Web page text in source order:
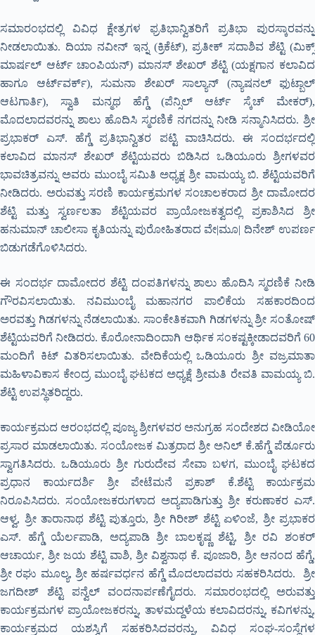
ಸಮಾರಂಭದಲ್ಲಿ ವಿವಿಧ ಕ್ಷೇತ್ರಗಳ ಫ್ರತಿಭಾನ್ವಿತರಿಗೆ ಪ್ರತಿಭಾ ಪುರಸ್ಕಾರವನ್ನು
ನೀಡಲಾಯಿತು. ದಿಯಾ ನವೀನ್ ಇನ್ನ (ಕ್ರಿಕೆಟ್), ಪ್ರತೀಕ್ ಸದಾಶಿವ ಶೆಟ್ಟಿ (ಮಿಕ್ಸ್
ಮಾರ್ಷಲ್ ಆರ್ಟ್ ಚಾಂಪಿಯನ್) ಮಾನಸ್ ಶೇಖರ್ ಶೆಟ್ಟಿ (ಯಕ್ಷಗಾನ ಕಲಾವಿದ
ಹಾಗೂ ಆರ್ಟ್‍ವರ್ಕ್), ಸುಮನಾ ಶೇಖರ್ ಸಾಲ್ಯಾನ್ (ನ್ಯಾಷನಲ್ ಫುಟ್ಬಾಲ್
ಆಟಗಾರ್ತಿ), ಸ್ವಾತಿ ಮನ್ಮಥ ಹೆಗ್ಡೆ (ಪೆನ್ಸಿಲ್ ಆರ್ಟ್ ಸ್ಕೆಚ್ ಮೇಕರ್),
ಮೊದಲಾದವರನ್ನು ಶಾಲು ಹೊದಿಸಿ ಸ್ಮರಣಿಕೆ ನಗದನ್ನು ನೀಡಿ ಸನ್ಮಾನಿಸಿದರು. ಶ್ರೀ
ಪ್ರಭಾಕರ್ ಎಸ್. ಹೆಗ್ಡೆ ಪ್ರತಿಭಾನ್ವಿತರ ಪಟ್ಟಿ ವಾಚಿಸಿದರು. ಈ ಸಂದರ್ಭದಲ್ಲಿ
ಕಲಾವಿದ ಮಾನಸ್ ಶೇಖರ್ ಶೆಟ್ಟಿಯವರು ಬಿಡಿಸಿದ ಒಡಿಯೂರು ಶ್ರೀಗಳವರ
ಭಾವಚಿತ್ರವನ್ನು ಅವರು ಮುಂಬೈ ಸಮಿತಿ ಅಧ್ಯಕ್ಷ ಶ್ರೀ ವಾಮಯ್ಯ ಬಿ. ಶೆಟ್ಟಿಯವರಿಗೆ
ನೀಡಿದರು. ಅರುವತ್ತು ಸರಣಿ ಕಾರ್ಯಕ್ರಮಗಳ ಸಂಚಾಲಕರಾದ ಶ್ರೀ ದಾಮೋದರ
ಶೆಟ್ಟಿ ಮತ್ತು ಸ್ವರ್ಣಲತಾ ಶೆಟ್ಟಿಯವರ ಪ್ರಾಯೋಜಕತ್ವದಲ್ಲಿ ಪ್ರಕಾಶಿಸಿದ ಶ್ರೀ
ಹನುಮಾನ್ ಚಾಲೀಸಾ ಕೃತಿಯನ್ನು ಪುರೋಹಿತರಾದ ವೇ|ಮೂ| ದಿನೇಶ್ ಉಪರ್ಣ
ಬಿಡುಗಡೆಗೊಳಿಸಿದರು.
ಈ ಸಂದರ್ಭ ದಾಮೋದರ ಶೆಟ್ಟಿ ದಂಪತಿಗಳನ್ನು ಶಾಲು ಹೊದಿಸಿ ಸ್ಮರಣಿಕೆ ನೀಡಿ
ಗೌರವಿಸಲಾಯಿತು. ನವಿಮುಂಬೈ ಮಹಾನಗರ ಪಾಲಿಕೆಯ ಸಹಕಾರದಿಂದ
ಅರವತ್ತು ಗಿಡಗಳನ್ನು ನೆಡಲಾಯಿತು. ಸಾಂಕೇತಿಕವಾಗಿ ಗಿಡಗಳನ್ನು ಶ್ರೀ ಸಂತೋಷ್
ಶೆಟ್ಟಿಯವರಿಗೆ ನೀಡಿದರು. ಕೊರೋನಾದಿಂದಾಗಿ ಆರ್ಥಿಕ ಸಂಕಷ್ಟಕ್ಕೀಡಾದವರಿಗೆ 60
ಮಂದಿಗೆ ಕಿಟ್ ವಿತರಿಸಲಾಯಿತು. ವೇದಿಕೆಯಲ್ಲಿ ಒಡಿಯೂರು ಶ್ರೀ ವಜ್ರಮಾತಾ
ಮಹಿಳಾವಿಕಾಸ ಕೇಂದ್ರ ಮುಂಬೈ ಘಟಕದ ಅಧ್ಯಕ್ಷೆ ಶ್ರೀಮತಿ ರೇವತಿ ವಾಮಯ್ಯ ಬಿ.
ಶೆಟ್ಟಿ ಉಪಸ್ಥಿತರಿದ್ದರು.
ಕಾರ್ಯಕ್ರಮದ ಆರಂಭದಲ್ಲಿ ಪೂಜ್ಯ ಶ್ರೀಗಳವರ ಅನುಗ್ರಹ ಸಂದೇಶದ ವೀಡಿಯೋ
ಪ್ರಸಾರ ಮಾಡಲಾಯಿತು. ಸಂಯೋಜಕ ಮಿತ್ರರಾದ ಶ್ರೀ ಅನಿಲ್ ಕೆ.ಹೆಗ್ಡೆ ಪೆರ್ಡೂರು
ಸ್ವಾಗತಿಸಿದರು. ಒಡಿಯೂರು ಶ್ರೀ ಗುರುದೇವ ಸೇವಾ ಬಳಗ, ಮುಂಬೈ ಘಟಕದ
ಪ್ರಧಾನ ಕಾರ್ಯದರ್ಶಿ ಶ್ರೀ ಪೇಟೆಮನೆ ಪ್ರಕಾಶ್ ಕೆ.ಶೆಟ್ಟಿ ಕಾರ್ಯಕ್ರಮ
ನಿರೂಪಿಸಿದರು. ಸಂಯೋಜಕರುಗಳಾದ ಅದ್ಯಪಾಡಿಗುತ್ತು ಶ್ರೀ ಕರುಣಾಕರ ಎಸ್.
ಆಳ್ವ, ಶ್ರೀ ತಾರಾನಾಥ ಶೆಟ್ಟಿ ಪುತ್ತೂರು, ಶ್ರೀ ಗಿರೀಶ್ ಶೆಟ್ಟಿ ಏಳಿಂಜೆ, ಶ್ರೀ ಪ್ರಭಾಕರ
ಎಸ್. ಹೆಗ್ಡೆ ಯೆರ್ಲಪಾಡಿ, ಅದ್ಯಪಾಡಿ ಶ್ರೀ ಬಾಲಕೃಷ್ಣ ಶೆಟ್ಟಿ, ಶ್ರೀ ರವಿ ಶಂಕರ್
ಆಚಾರ್ಯ, ಶ್ರೀ ಜಯ ಶೆಟ್ಟಿ ವಾಶಿ, ಶ್ರೀ ವಿಶ್ವನಾಥ ಕೆ. ಪೂಜಾರಿ, ಶ್ರೀ ಆನಂದ ಹೆಗ್ಡೆ,
ಶ್ರೀ ರಘು ಮೂಲ್ಯ, ಶ್ರೀ ಹರ್ಷವರ್ಧನ ಹೆಗ್ಡೆ ಮೊದಲಾದವರು ಸಹಕರಿಸಿದರು. ಶ್ರೀ
ಜಗದೀಶ್ ಶೆಟ್ಟಿ ಪನ್ವೆಲ್ ವಂದನಾರ್ಪಣೆಗೈದರು. ಸಮಾರಂಭದಲ್ಲಿ ಅರುವತ್ತು
ಕಾರ್ಯಕ್ರಮಗಳ ಪ್ರಾಯೋಜಕರನ್ನು, ತಾಳಮದ್ದಳೆಯ ಕಲಾವಿದರನ್ನು, ಕವಿಗಳನ್ನು,
ಕಾರ್ಯಕ್ರಮದ ಯಶಸ್ವಿಗೆ ಸಹಕರಿಸಿದವರನ್ನು, ವಿವಿಧ ಸಂಘ-ಸಂಸ್ಥೆಗಳ